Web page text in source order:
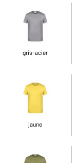
gris-acier
jaune